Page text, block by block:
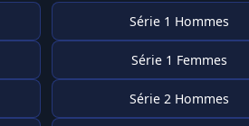
Série 1 Hommes
Série 1 Femmes
Série 2 Hommes